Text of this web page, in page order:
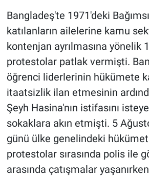
Bangladeş'te 1971'deki
katılanların ailelerine kamu
kontenjan ayrılmasına yönelik
protestolar patlak vermişti.
öğrenci liderlerinin hükümete
itaatsizlik ilan etmesinin
Şeyh Hasina'nın istifasını
sokaklara akın etmişti. 5
günü ülke genelindeki hükümet
protestolar sırasında polis ile
arasında çatışmalar